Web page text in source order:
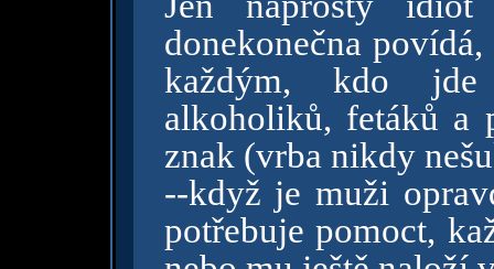
donekonečna
každým, kdo jde
alkoholiků, fetáků a
znak (vrba nikdy
--když je muži
potřebuje pomoct,